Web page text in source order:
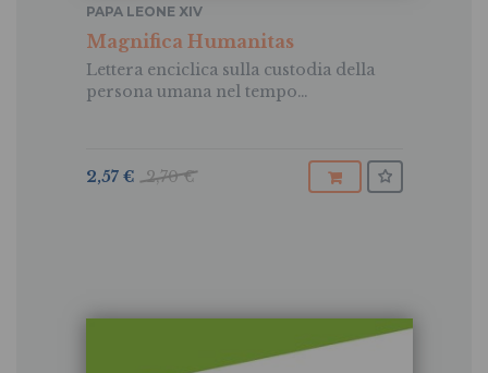
Magnifica Humanitas
Lettera enciclica sulla custodia della
persona umana nel tempo
PAPA LEONE XIV
2,70 €
2,57 €